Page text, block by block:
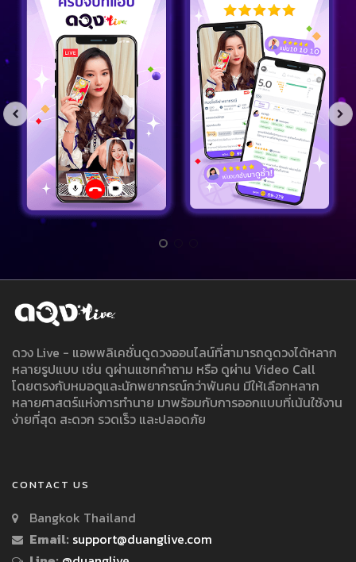
ดวง Live - แอพพลิเคชั่นดูดวงออนไลน์ที่สามารถดูดวงได้หลาก
หลายรูปแบบ เช่น ดูผ่านแชทคำถาม หรือ ดูผ่าน Video Call
โดยตรงกับหมอดูและนักพยากรณ์กว่าพันคน มีให้เลือกหลาก
หลายศาสตร์แห่งการทำนาย มาพร้อมกับการออกแบบที่เน้นใช้งาน
ง่ายที่สุด สะดวก รวดเร็ว และปลอดภัย
CONTACT US
Bangkok Thailand
Email: support@duanglive.com